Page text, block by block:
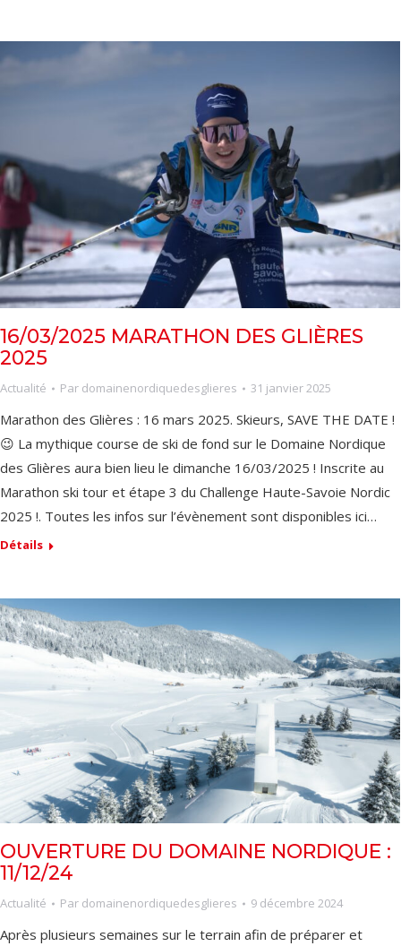
16/03/2025 MARATHON DES GLIÈRES
2025
Actualité Par domainenordiquedesglieres 31 janvier 2025
Marathon des Glières : 16 mars 2025. Skieurs, SAVE THE DATE !
😉 La mythique course de ski de fond sur le Domaine Nordique
des Glières aura bien lieu le dimanche 16/03/2025 ! Inscrite au
Marathon ski tour et étape 3 du Challenge Haute-Savoie Nordic
2025 !. Toutes les infos sur l’évènement sont disponibles ici…
Détails
OUVERTURE DU DOMAINE NORDIQUE :
11/12/24
Actualité Par domainenordiquedesglieres 9 décembre 2024
Après plusieurs semaines sur le terrain afin de préparer et